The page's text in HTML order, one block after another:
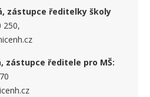
zástupce ředitelky školy
250,
zástupce ředitele pro MŠ: